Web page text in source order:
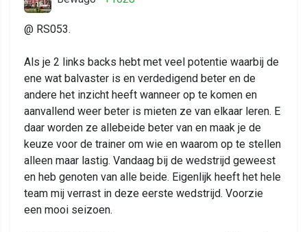
@ RS053.
Als je 2 links backs hebt met veel potentie waarbij de
ene wat balvaster is en verdedigend beter en de
andere het inzicht heeft wanneer op te komen en
aanvallend weer beter is mieten ze van elkaar leren. E
daar worden ze allebeide beter van en maak je de
keuze voor de trainer om wie en waarom op te stellen
alleen maar lastig. Vandaag bij de wedstrijd geweest
en heb genoten van alle beide. Eigenlijk heeft het hele
team mij verrast in deze eerste wedstrijd. Voorzie
een mooi seizoen.